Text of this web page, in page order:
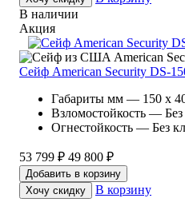
В наличии
Акция
American
Сейф American Security DS-
Габариты мм — 150 x
Взломостойкость — Без
Огнестойкость — Без
53 799 ₽ 49 800 ₽
Добавить в корзину
Хочу скидку
В корзину